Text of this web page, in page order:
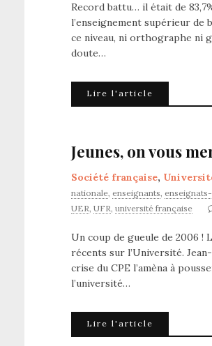
Record battu… il était de
l’enseignement supérieur de
ce niveau, ni orthographe ni
doute…
Lire l'article
Jeunes, on vous
Société française,
nationale, enseignants,
UER, UFR, université française
Un coup de gueule de 2006 !
récents sur l’Université.
crise du CPE l’amèna à
l’université…
Lire l'article